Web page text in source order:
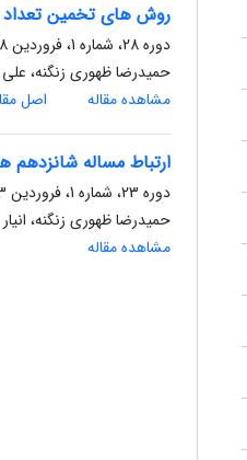
روش های تخمین تعداد
دوره 28، شماره 1، فروردین 1388، صفحه
حمیدرضا ظهوری زنگنه،
مشاهده مقاله
اصل
ارتباط مساله شانزدهم
دوره 23، شماره 1، فروردین 1383، صفحه
حمیدرضا ظهوری زنگنه،
مشاهده مقاله